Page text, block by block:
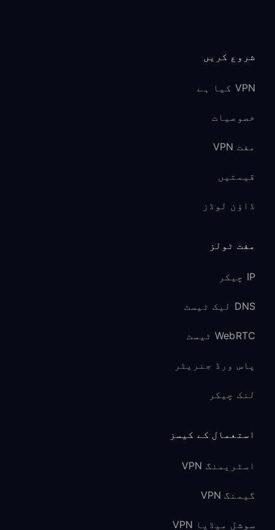
شروع کریں
VPN کیا ہے
خصوصیات
مفت VPN
قیمتیں
ڈاؤن لوڈز
مفت ٹولز
IP چیکر
DNS لیک ٹیسٹ
WebRTC ٹیسٹ
پاس ورڈ جنریٹر
لنک چیکر
استعمال کے کیسز
اسٹریمنگ VPN
گیمنگ VPN
سوشل میڈیا VPN